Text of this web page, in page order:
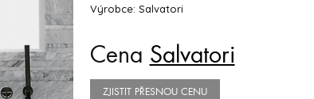
Výrobce: Salvatori
Cena Salvatori
ZJISTIT PŘESNOU CENU